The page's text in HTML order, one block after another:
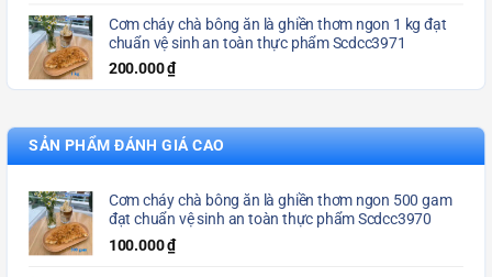
Cơm cháy chà bông ăn là ghiền thơm ngon 1 kg đạt
chuẩn vệ sinh an toàn thực phẩm Scdcc3971
200.000₫
SẢN PHẨM ĐÁNH GIÁ CAO
Cơm cháy chà bông ăn là ghiền thơm ngon 500 gam
đạt chuẩn vệ sinh an toàn thực phẩm Scdcc3970
100.000₫